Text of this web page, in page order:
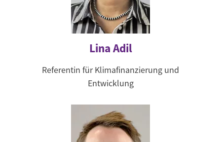
Lina Adil
Referentin für Klimafinanzierung und
Entwicklung